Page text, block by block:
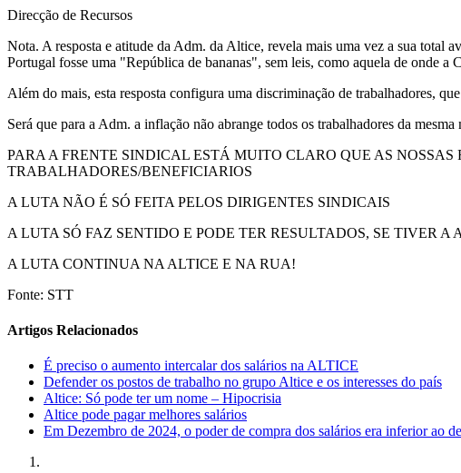
Direcção de Recursos
Nota. A resposta e atitude da Adm. da Altice, revela mais uma vez a sua total
Portugal fosse uma "República de bananas", sem leis, como aquela de onde a
Além do mais, esta resposta configura uma discriminação de trabalhadores,
Será que para a Adm. a inflação não abrange todos os trabalhadores da mesma
PARA A FRENTE SINDICAL ESTÁ MUITO CLARO QUE AS
TRABALHADORES/BENEFICIARIOS
A LUTA NÃO É SÓ FEITA PELOS DIRIGENTES SINDICAIS
A LUTA SÓ FAZ SENTIDO E PODE TER RESULTADOS, SE TIVER
A LUTA CONTINUA NA ALTICE E NA RUA!
Fonte: STT
Artigos Relacionados
É preciso o aumento intercalar dos salários na ALTICE
Defender os postos de trabalho no grupo Altice e os interesses do país
Altice: Só pode ter um nome – Hipocrisia
Altice pode pagar melhores salários
Em Dezembro de 2024, o poder de compra dos salários era inferior ao